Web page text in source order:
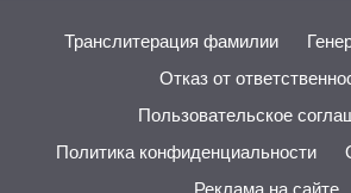
Транслитерация фамилии
Отказ от
Пользовательское
Политика конфиденциальности
Реклама на сайте